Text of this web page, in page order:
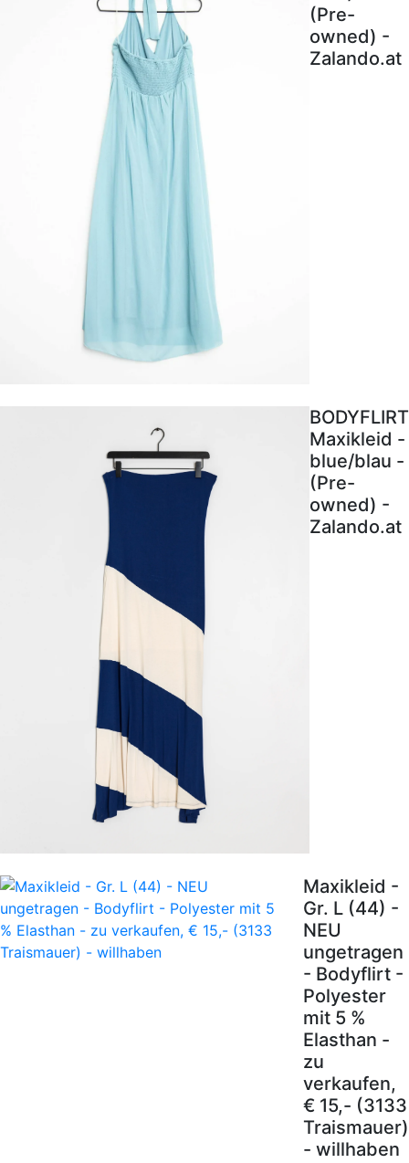
(Pre-
owned) -
Zalando.at
BODYFLIRT
Maxikleid -
blue/blau -
(Pre-
owned) -
Zalando.at
Maxikleid -
Gr. L (44) -
NEU
ungetragen
- Bodyflirt -
Polyester
mit 5 %
Elasthan -
zu
verkaufen,
€ 15,- (3133
Traismauer)
- willhaben